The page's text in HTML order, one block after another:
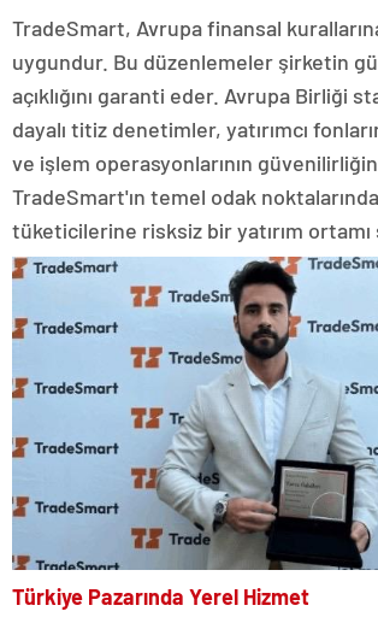
TradeSmart, Avrupa finansal
uygundur. Bu düzenlemeler şirketin
açıklığını garanti eder. Avrupa Birliği
dayalı titiz denetimler, yatırımcı
ve işlem operasyonlarının
TradeSmart'ın temel odak
tüketicilerine risksiz bir yatırım ortamı
Türkiye Pazarında Yerel Hizmet